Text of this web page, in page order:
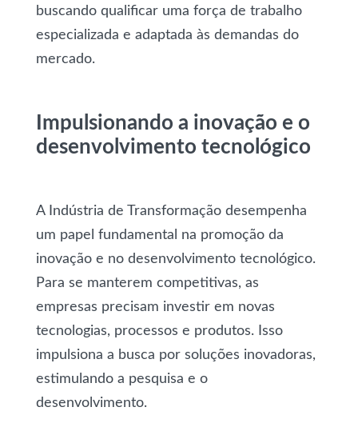
buscando qualificar uma força de trabalho
especializada e adaptada às demandas do
mercado.
Impulsionando a inovação e o
desenvolvimento tecnológico
A Indústria de Transformação desempenha
um papel fundamental na promoção da
inovação e no desenvolvimento tecnológico.
Para se manterem competitivas, as
empresas precisam investir em novas
tecnologias, processos e produtos. Isso
impulsiona a busca por soluções inovadoras,
estimulando a pesquisa e o
desenvolvimento.